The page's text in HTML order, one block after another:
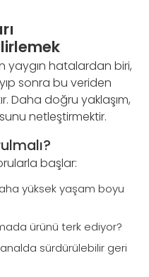
yaygın hatalardan biri,
sonra bu veriden
Daha doğru yaklaşım,
netleştirmektir.
başlar:
yüksek yaşam boyu
ürünü terk ediyor?
sürdürülebilir geri